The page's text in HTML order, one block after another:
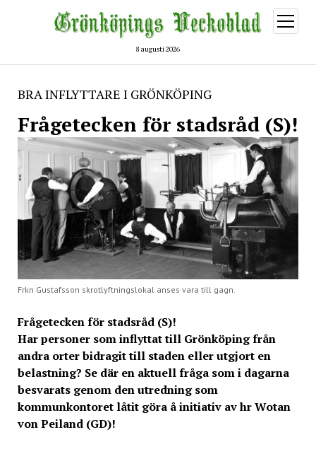
8 augusti 2026
öppna
meny
BRA INFLYTTARE I GRÖNKÖPING
Frågetecken för stadsråd (S)!
Frkn Gustafsson skrotlyftningslokal anses vara till gagn.
Frågetecken för stadsråd (S)!
Har personer som inflyttat till Grönköping från
andra orter bidragit till staden eller utgjort en
belastning? Se där en aktuell fråga som i dagarna
besvarats genom den utredning som
kommunkontoret låtit göra å initiativ av hr Wotan
von Peiland (GD)!